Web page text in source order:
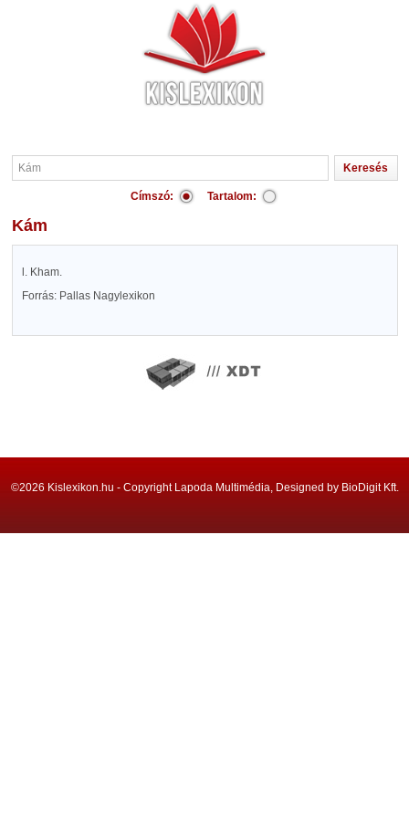
Címszó: Tartalom:
Kám
l. Kham.
Forrás: Pallas Nagylexikon
©2026 Kislexikon.hu - Copyright Lapoda Multimédia, Designed by BioDigit Kft.